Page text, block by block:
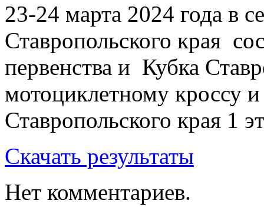
23-24 марта 2024 года в
Ставропольского края
первенства и Кубка
мотоциклетному кроссу
Ставропольского края 1
Скачать результаты
Нет комментариев.